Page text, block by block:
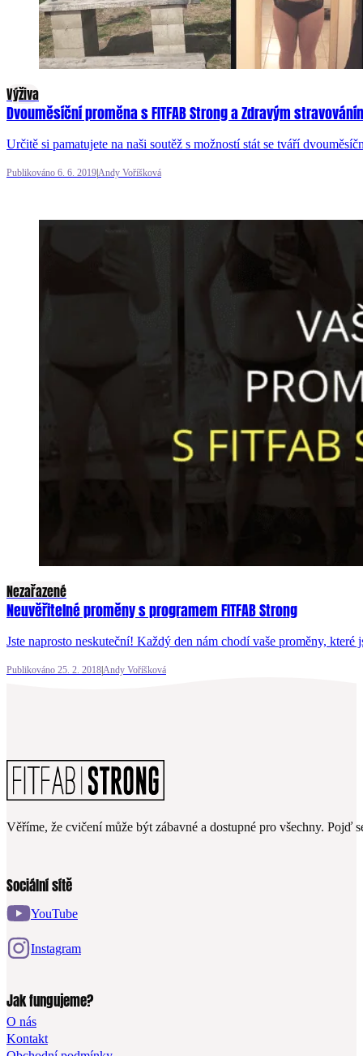
Výživa
Dvouměsíční proměna s FITFAB Strong a Zdravým
Určitě si pamatujete na naši soutěž s možností stát se tváří
Publikováno 6. 6. 2019|Andy Voříšková
Nezařazené
Neuvěřitelné proměny s programem FITFAB Strong
Jste naprosto neskuteční! Každý den nám chodí vaše proměny,
Publikováno 25. 2. 2018|Andy Voříšková
Věříme, že cvičení může být zábavné a dostupné pro všechny. Pojď
Sociální sítě
YouTube
Instagram
Jak fungujeme?
O nás
Kontakt